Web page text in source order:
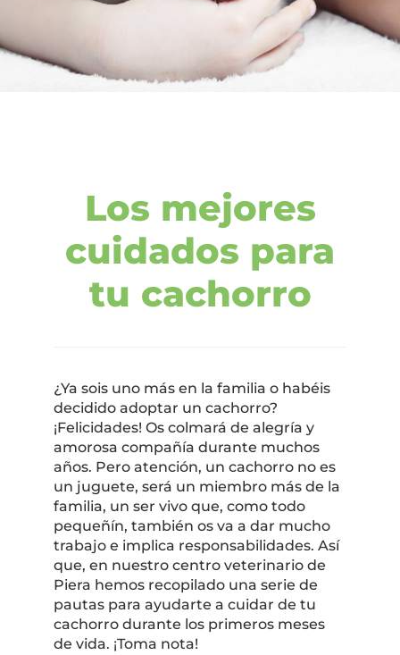
Los mejores
cuidados para
tu cachorro
¿Ya sois uno más en la familia o habéis
decidido adoptar un cachorro?
¡Felicidades! Os colmará de alegría y
amorosa compañía durante muchos
años. Pero atención, un cachorro no es
un juguete, será un miembro más de la
familia, un ser vivo que, como todo
pequeñín, también os va a dar mucho
trabajo e implica responsabilidades. Así
que, en nuestro centro veterinario de
Piera hemos recopilado una serie de
pautas para ayudarte a cuidar de tu
cachorro durante los primeros meses
de vida. ¡Toma nota!